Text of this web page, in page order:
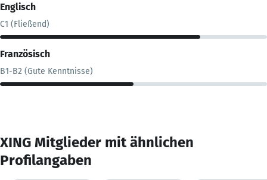
Englisch
C1 (Fließend)
Französisch
B1-B2 (Gute Kenntnisse)
XING Mitglieder mit ähnlichen
Profilangaben